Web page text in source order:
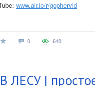
www.air.io/r/gophervid
0 640
|